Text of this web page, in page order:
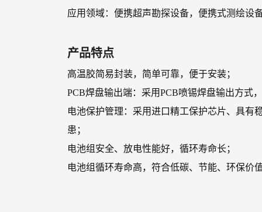
应用领域：便携超声勘探设备，便携式测绘设
产品特点
高温胶简易封装，简单可靠，便于安装；
PCB焊盘输出端：采用PCB喷锡焊盘输出方式
电池保护管理：采用进口精工保护芯片、具有
患；
电池组安全、放电性能好，循环寿命长；
电池组循环寿命高，符合低碳、节能、环保价